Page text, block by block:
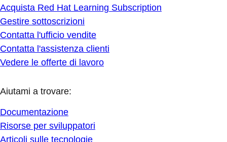
Acquista Red Hat Learning Subscription
Gestire sottoscrizioni
Contatta l'ufficio vendite
Contatta l'assistenza clienti
Vedere le offerte di lavoro
Aiutami a trovare:
Documentazione
Risorse per sviluppatori
Articoli sulle tecnologie